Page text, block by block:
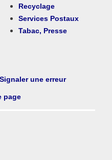
Recyclage
Services Postaux
Tabac, Presse
une erreur
page